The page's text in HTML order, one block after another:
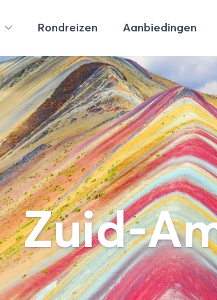
Rondreizen Aanbiedingen
Zuid-